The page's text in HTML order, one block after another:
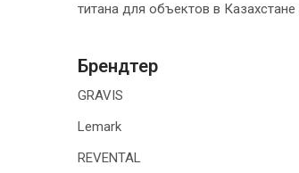
титана для объектов в Казахстане
Брендтер
GRAVIS
Lemark
REVENTAL